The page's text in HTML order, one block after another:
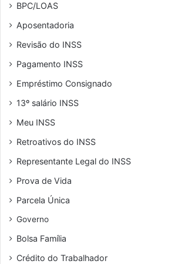
BPC/LOAS
Aposentadoria
Revisão do INSS
Pagamento INSS
Empréstimo Consignado
13º salário INSS
Meu INSS
Retroativos do INSS
Representante Legal do INSS
Prova de Vida
Parcela Única
Governo
Bolsa Família
Crédito do Trabalhador